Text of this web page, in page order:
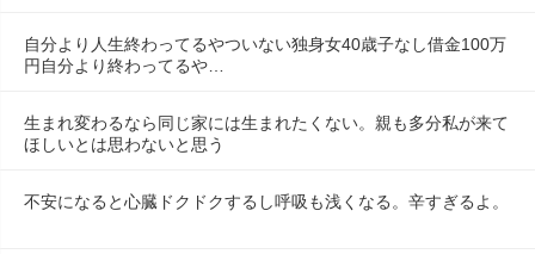
自分より人生終わってるやついない独身女40歳子なし借金100万
円自分より終わってるや…
生まれ変わるなら同じ家には生まれたくない。親も多分私が来て
ほしいとは思わないと思う
不安になると心臓ドクドクするし呼吸も浅くなる。辛すぎるよ。